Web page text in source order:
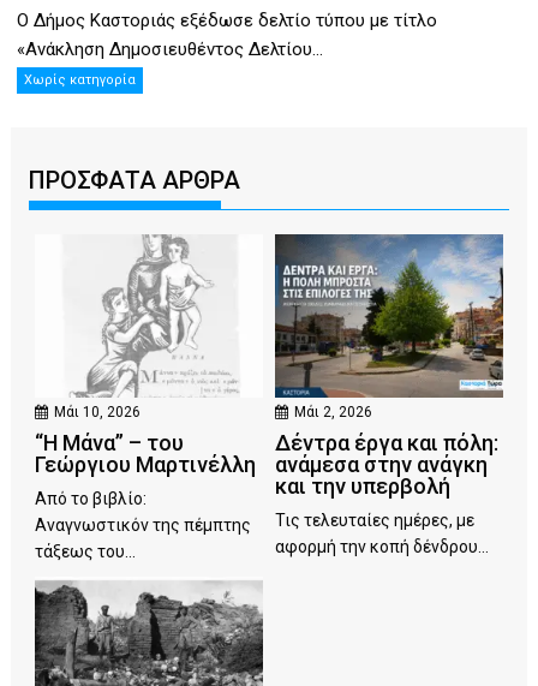
Ο Δήμος Καστοριάς εξέδωσε δελτίο τύπου με τίτλο
«Ανάκληση Δημοσιευθέντος Δελτίου...
Χωρίς κατηγορία
ΠΡΟΣΦΑΤΑ ΑΡΘΡΑ
Μάι 10, 2026
“Η Μάνα” – του
Γεώργιου Μαρτινέλλη
Από το βιβλίο:
Αναγνωστικόν της πέμπτης
τάξεως του...
Μάι 2, 2026
Δέντρα έργα και πόλη:
ανάμεσα στην ανάγκη
και την υπερβολή
Τις τελευταίες ημέρες, με
αφορμή την κοπή δένδρου...